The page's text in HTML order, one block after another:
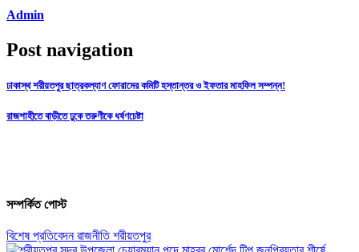
Admin
Post navigation
ঢাকাস্থ শরীয়তপুর ছাত্রকল্যাণ ফোরামের কমিটি হস্তান্তর ও ইফতার মাহফিল সম্পন্ন!
রাজশাহীতে বাড়ীতে ঢুকে তরুণীকে ধর্ষণচেষ্টা
সম্পর্কিত পোস্ট
বিশেষ প্রতিবেদনরাজনীতিশরীয়তপুর